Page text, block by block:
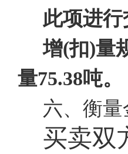
此项进
增(扣)量
量75.38吨。
六、衡
买卖双